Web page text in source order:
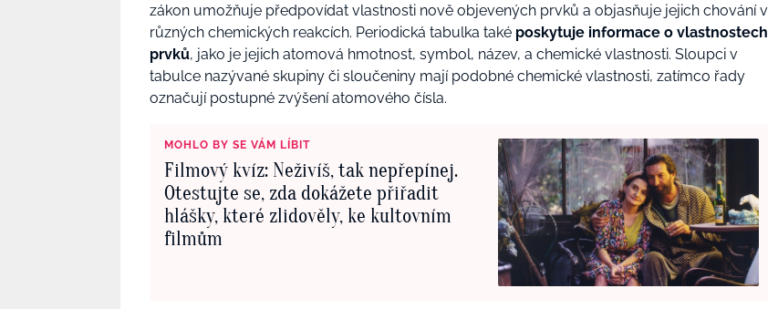
zákon umožňuje předpovídat vlastnosti nově objevených prvků a objasňuje jejich chování v
různých chemických reakcích. Periodická tabulka také poskytuje informace o vlastnostech
prvků, jako je jejich atomová hmotnost, symbol, název, a chemické vlastnosti. Sloupci v
tabulce nazývané skupiny či sloučeniny mají podobné chemické vlastnosti, zatímco řady
označují postupné zvýšení atomového čísla.
MOHLO BY SE VÁM LÍBIT
Filmový kvíz: Neživíš, tak nepřepínej.
Otestujte se, zda dokážete přiřadit
hlášky, které zlidověly, ke kultovním
filmům